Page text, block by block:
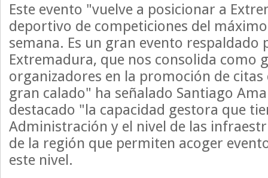
Este evento "vuelve a posicionar a
deportivo de competiciones del
semana. Es un gran evento respaldado
Extremadura, que nos consolida como
organizadores en la promoción de
gran calado" ha señalado Santiago
destacado "la capacidad gestora que
Administración y el nivel de las
de la región que permiten acoger
este nivel.